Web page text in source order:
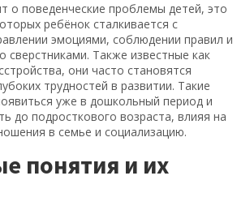
о поведенческие проблемы детей, это
ребёнок сталкивается с
эмоциями, соблюдении правил и
сверстниками. Также известные как
, они часто становятся
трудностей в развитии. Такие
уже в дошкольный период и
до подросткового возраста, влияя на
в семье и социализацию.
понятия и их